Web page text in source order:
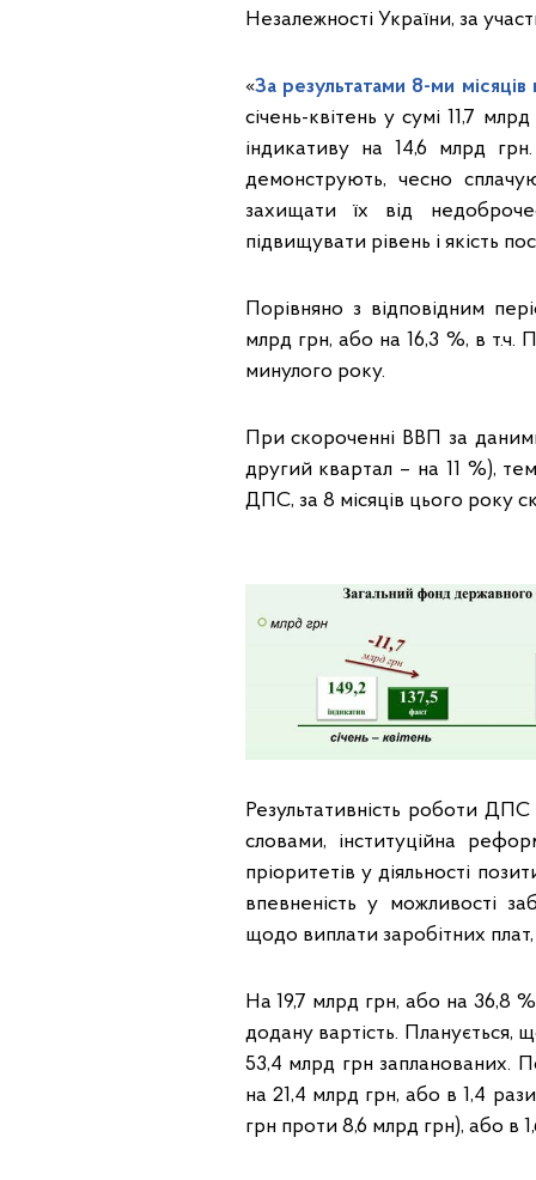
Незалежності України, за
«За результатами 8-ми
січень-квітень у сумі 11,7
індикативу на 14,6 млрд
демонструють, чесно
захищати їх від
підвищувати рівень і якість
Порівняно з відповідним
млрд грн, або на 16,3 %, в т.ч.
минулого року.
При скороченні ВВП за
другий квартал – на 11 %),
ДПС, за 8 місяців цього року
Результативність роботи
словами, інституційна
пріоритетів у діяльності
впевненість у можливості
щодо виплати заробітних плат,
На 19,7 млрд грн, або на 36,8
додану вартість. Планується,
53,4 млрд грн запланованих.
на 21,4 млрд грн, або в 1,4
грн проти 8,6 млрд грн), або в